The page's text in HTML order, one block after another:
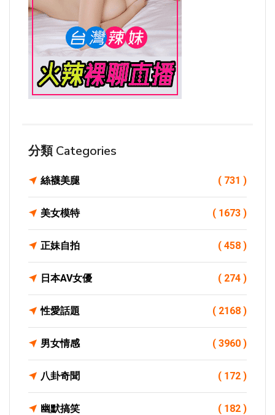
分類 Categories
絲襪美腿 ( 731 )
美女模特 ( 1673 )
正妹自拍 ( 458 )
日本AV女優 ( 274 )
性愛話題 ( 2168 )
男女情感 ( 3960 )
八卦奇聞 ( 172 )
幽默搞笑 ( 182 )